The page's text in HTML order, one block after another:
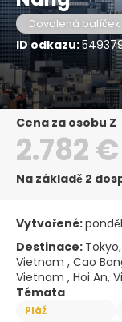
Dovolená balíček
ID odkazu:
Cena za osobu Z
2.782 €
Na základě 2
Vytvořené:
Destinace:
Vietnam , Cao
Vietnam , Hoi An,
Témata
Pláž